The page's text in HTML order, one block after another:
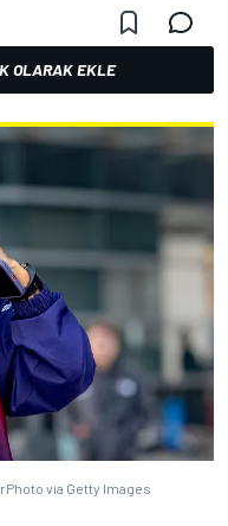
OLARAK EKLE
via Getty Images